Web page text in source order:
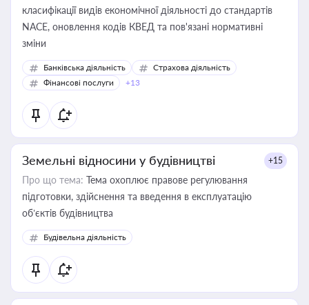
класифікації видів економічної діяльності до стандартів
NACE, оновлення кодів КВЕД та пов'язані нормативні
зміни
Банківська діяльність
Страхова діяльність
Фінансові послуги
+13
Земельні відносини у будівництві +15
Про що тема: Тема охоплює правове регулювання
підготовки, здійснення та введення в експлуатацію
об’єктів будівництва
Будівельна діяльність